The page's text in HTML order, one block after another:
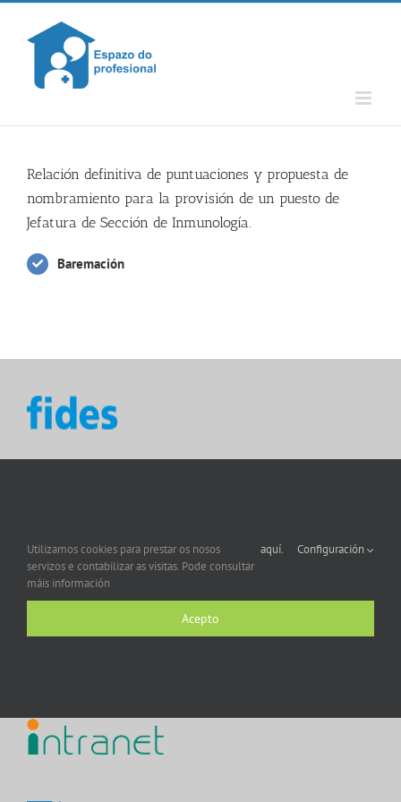
Skip
content
Relación definitiva de puntuaciones y propuesta de
nombramiento para la provisión de un puesto de
Jefatura de Sección de Inmunología.
Baremación
Utilizamos cookies para prestar os nosos
servizos e contabilizar as visitas. Pode consultar
máis información
aquí. Configuración
Acepto